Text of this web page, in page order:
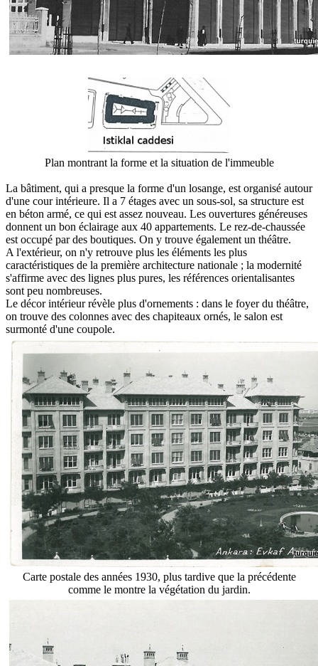
Plan montrant la forme et la situation de l'immeuble
La bâtiment, qui a presque la forme d'un losange, est organisé autour
d'une cour intérieure. Il a 7 étages avec un sous-sol, sa structure est
en béton armé, ce qui est assez nouveau. Les ouvertures généreuses
donnent un bon éclairage aux 40 appartements. Le rez-de-chaussée
est occupé par des boutiques. On y trouve également un théâtre.
A l'extérieur, on n'y retrouve plus les éléments les plus
caractéristiques de la première architecture nationale ; la modernité
s'affirme avec des lignes plus pures, les références orientalisantes
sont peu nombreuses.
Le décor intérieur révèle plus d'ornements : dans le foyer du théâtre,
on trouve des colonnes avec des chapiteaux ornés, le salon est
surmonté d'une coupole.
Carte postale des années 1930, plus tardive que la précédente
comme le montre la végétation du jardin.